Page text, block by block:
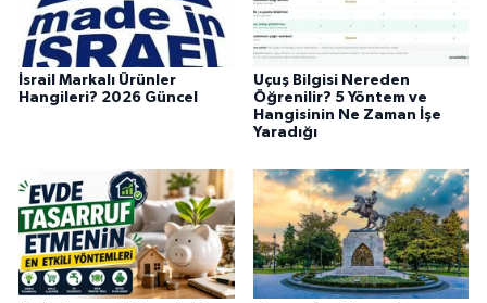
İsrail Markalı Ürünler
Hangileri? 2026 Güncel
Uçuş Bilgisi Nereden
Öğrenilir? 5 Yöntem ve
Hangisinin Ne Zaman İşe
Yaradığı